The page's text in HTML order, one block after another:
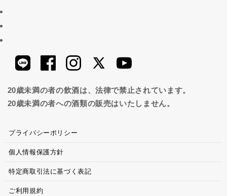
20歳未満の者の飲酒は、法律で禁止されています。
20歳未満の者への酒類の販売はいたしません。
プライバシーポリシー
個人情報保護方針
特定商取引法に基づく表記
ご利用規約